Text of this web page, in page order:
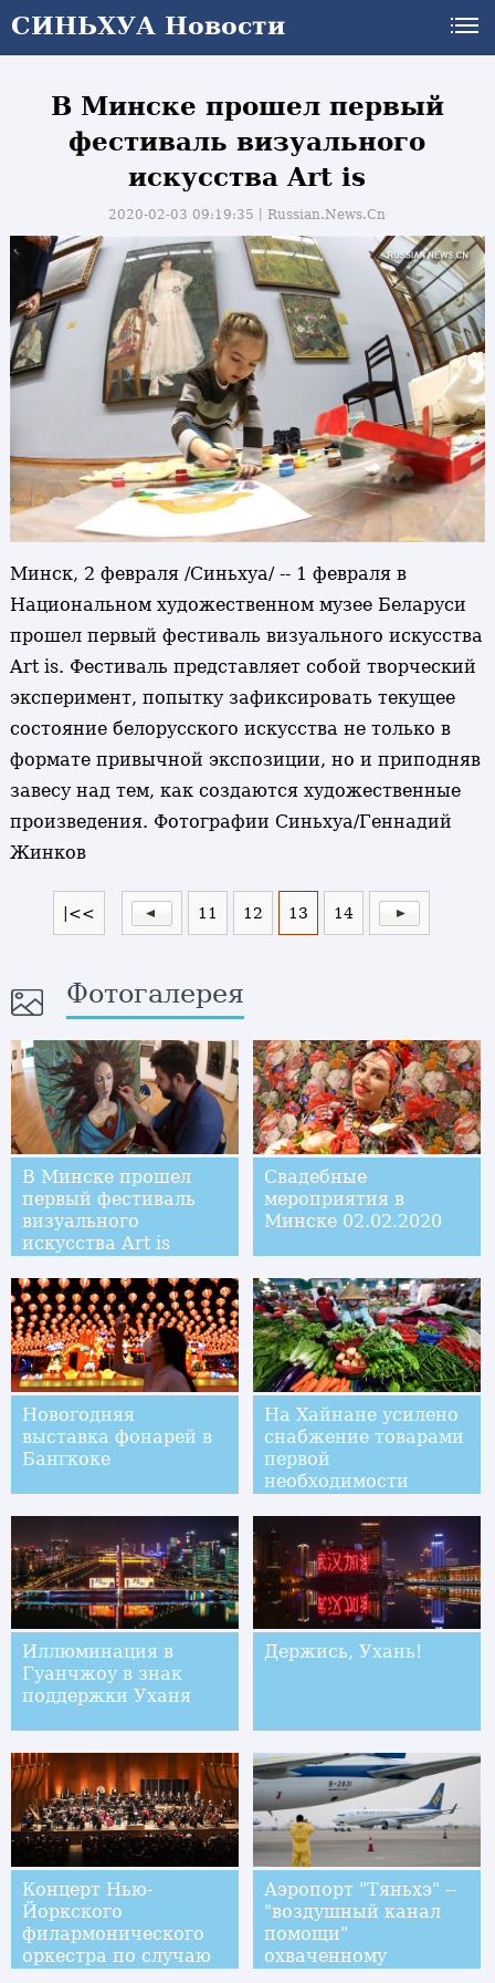
СИНЬХУА Новости
В Минске прошел первый
фестиваль визуального
искусства Art is
2020-02-03 09:19:35丨Russian.News.Cn
Минск, 2 февраля /Синьхуа/ -- 1 февраля в
Национальном художественном музее Беларуси
прошел первый фестиваль визуального искусства
Art is. Фестиваль представляет собой творческий
эксперимент, попытку зафиксировать текущее
состояние белорусского искусства не только в
формате привычной экспозиции, но и приподняв
завесу над тем, как создаются художественные
произведения. Фотографии Синьхуа/Геннадий
Жинков
|<< 11 12 13 14
Фотогалерея
В Минске прошел
первый фестиваль
визуального
искусства Art is
Свадебные
мероприятия в
Минске 02.02.2020
Новогодняя
выставка фонарей в
Бангкоке
На Хайнане усилено
снабжение товарами
первой
необходимости
Иллюминация в
Гуанчжоу в знак
поддержки Уханя
Держись, Ухань!
Концерт Нью-
Йоркского
филармонического
оркестра по случаю
Аэропорт "Тяньхэ" --
"воздушный канал
помощи"
охваченному